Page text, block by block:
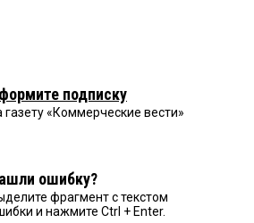
подписку
газету «Коммерческие вести»
ошибку?
фрагмент с текстом
и нажмите Ctrl + Enter.